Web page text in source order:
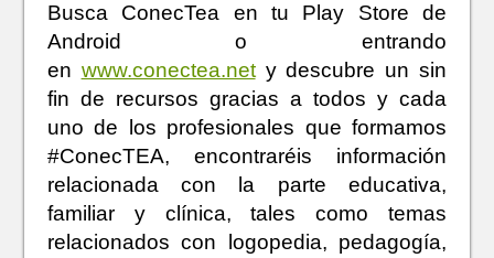
Busca ConecTea en tu Play Store de
Android o entrando
en www.conectea.nety descubre un sin
fin de recursos gracias a todos y cada
uno de los profesionales que formamos
#ConecTEA, encontraréis información
relacionada con la parte educativa,
familiar y clínica, tales como temas
relacionados con logopedia, pedagogía,